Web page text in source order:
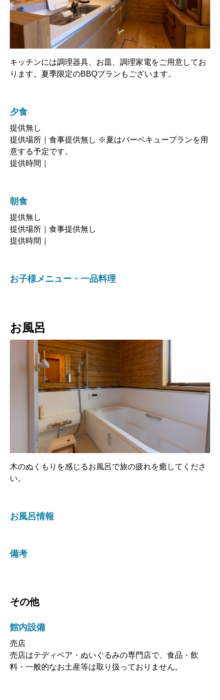
キッチンには調理器具、お皿、調理家電をご用意してお
ります。夏季限定のBBQプランもございます。
夕食
提供無し
提供場所｜食事提供無し ※夏はバーベキュープランを用
意する予定です。
提供時間｜
朝食
提供無し
提供場所｜食事提供無し
提供時間｜
お子様メニュー・一品料理
お風呂
木のぬくもりを感じるお風呂で旅の疲れを癒してくださ
い。
お風呂情報
備考
その他
館内設備
売店
売店はテディベア・ぬいぐるみの専門店で、食品・飲
料・一般的なお土産等は取り扱っておりません。